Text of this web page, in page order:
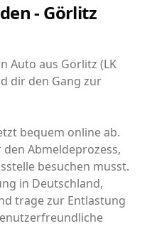
- Görlitz
Auto aus Görlitz (LK
dir den Gang zur
bequem online ab.
Abmeldeprozess,
besuchen musst.
in Deutschland,
trage zur Entlastung